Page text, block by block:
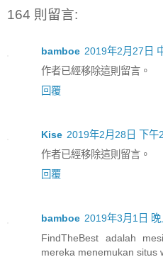
164 則留言:
bamboe 2019年2月27日
作者已經移除這則留言。
回覆
Kise 2019年2月28日 下午
作者已經移除這則留言。
回覆
bamboe 2019年3月1日
FindTheBest adalah
mereka menemukan situs